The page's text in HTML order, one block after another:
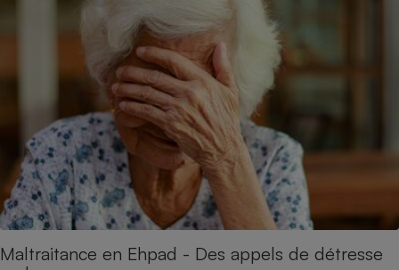
Maltraitance en Ehpad - Des appels de détresse